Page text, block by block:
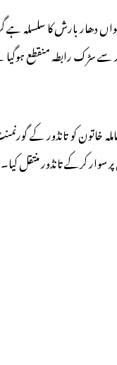
دھار بارش کا سلسلہ
سے سڑک رابطہ منقطع
کو تانڈور کے
کرکے تانڈور منتقل کیا۔